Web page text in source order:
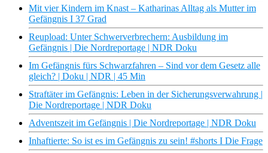
Mit vier Kindern im Knast – Katharinas Alltag als Mutter im
Gefängnis I 37 Grad
Reupload: Unter Schwerverbrechern: Ausbildung im
Gefängnis | Die Nordreportage | NDR Doku
Im Gefängnis fürs Schwarzfahren – Sind vor dem Gesetz alle
gleich? | Doku | NDR | 45 Min
Straftäter im Gefängnis: Leben in der Sicherungsverwahrung |
Die Nordreportage | NDR Doku
Adventszeit im Gefängnis | Die Nordreportage | NDR Doku
Inhaftierte: So ist es im Gefängnis zu sein! #shorts I Die Frage